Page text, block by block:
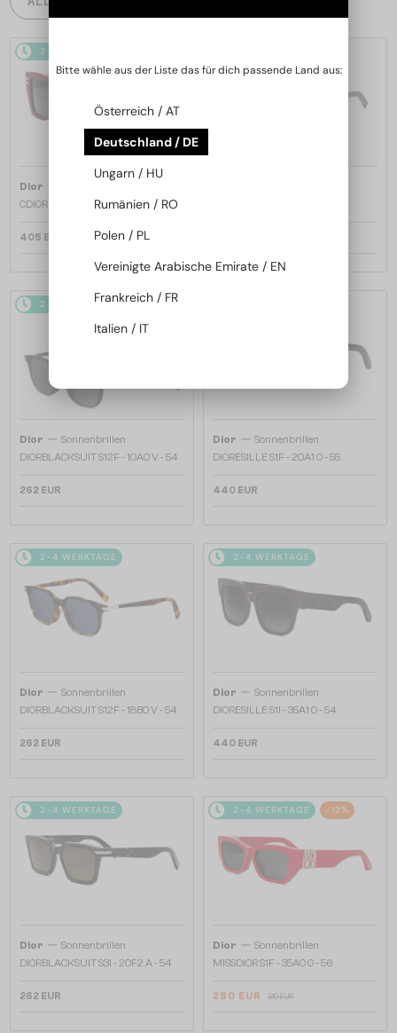
2-4 WERKTAGE
Dior —
CDIOR S1F - 35A0 D - 56
405 EUR
2-4 WERKTAGE
Dior — Sonnenbrillen
DIORBLACKSUIT S12F - 10A0 V - 54
262 EUR
Dior — Sonnenbrillen
DIORESILLE S1F - 20A1 O - 55
440 EUR
2-4 WERKTAGE
Dior — Sonnenbrillen
DIORBLACKSUIT S12F - 18B0 V - 54
262 EUR
2-4 WERKTAGE
Dior — Sonnenbrillen
DIORESILLE S1I - 35A1 O - 54
440 EUR
2-4 WERKTAGE
Dior — Sonnenbrillen
DIORBLACKSUIT S3I - 20F2 A - 54
262 EUR
2-4 WERKTAGE -12%
Dior — Sonnenbrillen
MISSDIOR S1F - 35A0 O - 56
280 EUR 319 EUR
Bitte wähle aus der Liste das für dich passende Land aus:
Österreich / AT
Deutschland / DE
Ungarn / HU
Rumänien / RO
Polen / PL
Vereinigte Arabische Emirate / EN
Frankreich / FR
Italien / IT